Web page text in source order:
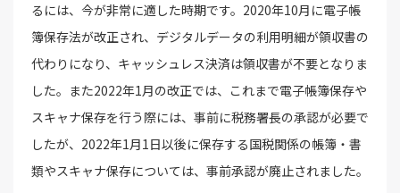
るには、今が非常に適した時期です。2020年10月に電子帳
簿保存法が改正され、デジタルデータの利用明細が領収書の
代わりになり、キャッシュレス決済は領収書が不要となりま
した。また2022年1月の改正では、これまで電子帳簿保存や
スキャナ保存を行う際には、事前に税務署長の承認が必要で
したが、2022年1月1日以後に保存する国税関係の帳簿・書
類やスキャナ保存については、事前承認が廃止されました。